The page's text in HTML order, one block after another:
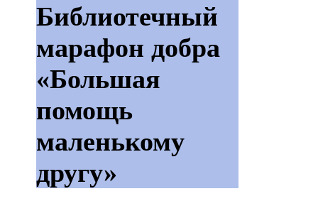
Библиотечный
марафон добра
«Большая
помощь
маленькому
другу»